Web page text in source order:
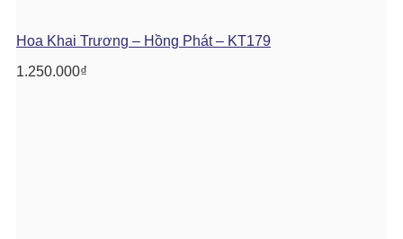
Hoa Khai Trương – Hồng Phát – KT179
1.250.000₫